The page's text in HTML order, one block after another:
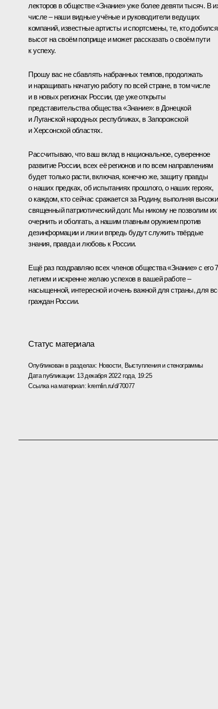
лекторов в обществе «Знание» уже более девяти тысяч. В
числе – наши видные учёные и руководители ведущих
компаний, известные артисты и спортсмены, те, кто добился
высот на своём поприще и может рассказать о своём пути
к успеху.
Прошу вас не сбавлять набранных темпов, продолжать
и наращивать начатую работу по всей стране, в том числе
и в новых регионах России, где уже открыты
представительства общества «Знание»: в Донецкой
и Луганской народных республиках, в Запорожской
и Херсонской областях.
Рассчитываю, что ваш вклад в национальное, суверенное
развитие России, всех её регионов и по всем направлениям
будет только расти, включая, конечно же, защиту правды
о наших предках, об испытаниях прошлого, о наших героях,
о каждом, кто сейчас сражается за Родину, выполняя
священный патриотический долг. Мы никому не позволим их
очернить и оболгать, а нашим главным оружием против
дезинформации и лжи и впредь будут служить твёрдые
знания, правда и любовь к России.
Ещё раз поздравляю всех членов общества «Знание» с его
летием и искренне желаю успехов в вашей работе –
насыщенной, интересной и очень важной для страны, для
граждан России.
Статус материала
Опубликован в разделах: Новости, Выступления и стенограммы
Дата публикации: 13 декабря 2022 года, 19:25
Ссылка на материал:kremlin.ru/d/70077